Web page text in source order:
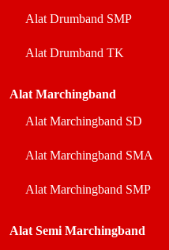
Alat Drumband SMP
Alat Drumband TK
Alat Marchingband
Alat Marchingband SD
Alat Marchingband SMA
Alat Marchingband SMP
Alat Semi Marchingband